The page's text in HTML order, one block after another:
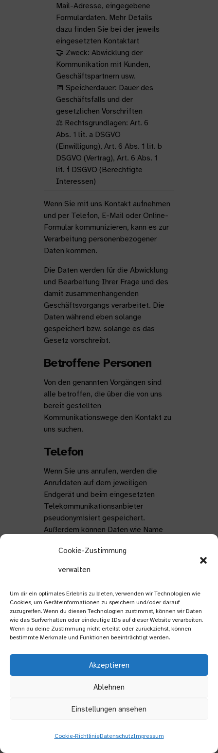
Cookie-Zustimmung
verwalten
Um dir ein optimales Erlebnis zu bieten, verwenden wir Technologien wie
Cookies, um Geräteinformationen zu speichern und/oder darauf
zuzugreifen. Wenn du diesen Technologien zustimmst, können wir Daten
wie das Surfverhalten oder eindeutige IDs auf dieser Website verarbeiten.
Wenn du deine Zustimmung nicht erteilst oder zurückziehst, können
bestimmte Merkmale und Funktionen beeinträchtigt werden.
Akzeptieren
Ablehnen
Einstellungen ansehen
Cookie-RichtlinieDatenschutzImpressum
Mail-Adresse, eingegebene
Formulardaten. Mehr Details
dazu finden Sie bei der jeweils
eingesetzten Kontaktart
🤝 Zweck: Abwicklung der
Kommunikation mit Kunden,
Geschäftspartnern usw.
📅 Speicherdauer: Dauer des
Geschäftsfalls und der
gesetzlichen Vorschriften
⚖️ Rechtsgrundlagen: Art. 6
Abs. 1 lit. a DSGVO
(Einwilligung), Art. 6 Abs. 1 lit. b
DSGVO (Vertrag), Art. 6 Abs. 1
lit. f DSGVO (Berechtigte
Interessen)
Wenn Sie mit uns Kontakt aufnehmen
und per Telefon, E-Mail oder Online-
Formular kommunizieren, kann es zur
Verarbeitung personenbezogener
Daten kommen.
Die Daten werden für die Abwicklung
und Bearbeitung Ihrer Frage und des
damit zusammenhängenden
Geschäftsvorgangs verarbeitet. Die
Daten während eben solange
gespeichert bzw. solange es das
Gesetz vorschreibt.
Betroffene Personen
Von den genannten Vorgängen sind
alle betroffen, die über die von uns
bereit gestellten
Kommunikationswege den Kontakt zu
uns suchen.
Telefon
Wenn Sie uns anrufen, werden die
Anrufdaten auf dem jeweiligen
Endgerät und beim eingesetzten
Telekommunikationsanbieter
pseudonymisiert gespeichert.
Außerdem können Daten wie Name
E-Mail versendet und zur
Anfragebeantwortung gespeichert
wurde und es gesetzliche Vorgaben
erlauben.
E-Mail
Wenn Sie mit uns per E-Mail
kommunizieren, werden Daten
gegebenenfalls auf dem jeweiligen
Endgerät (Computer, Laptop,
kommt zur Speicherung von Daten auf
gelöscht, sobald der Geschäftsfall